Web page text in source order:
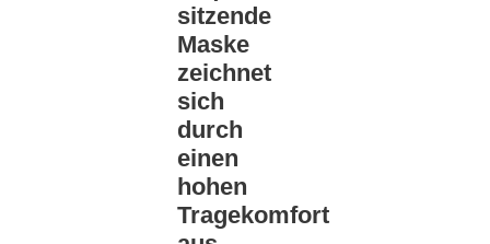
sitzende
Maske
zeichnet
sich
durch
einen
hohen
Tragekomfort